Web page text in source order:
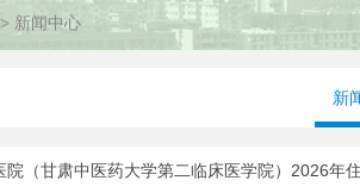
> 新闻中心
新
院（甘肃中医药大学第二临床医学院）2026年